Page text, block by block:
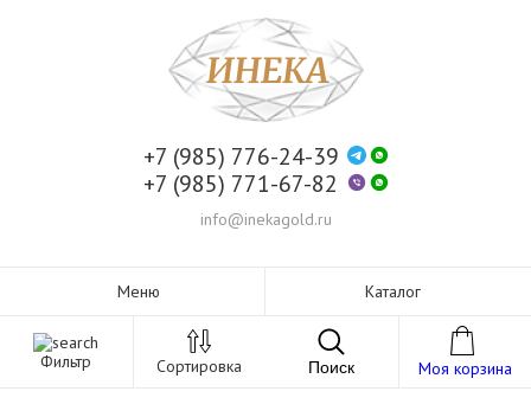
+7 (985) 776-24-39
+7 (985) 771-67-82
info@inekagold.ru
Меню Каталог
Фильтр Сортировка Поиск Моя корзина